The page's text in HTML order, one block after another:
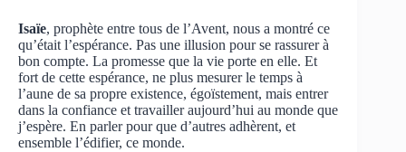
Isaïe, prophète entre tous de l’Avent, nous a montré ce
qu’était l’espérance. Pas une illusion pour se rassurer à
bon compte. La promesse que la vie porte en elle. Et
fort de cette espérance, ne plus mesurer le temps à
l’aune de sa propre existence, égoïstement, mais entrer
dans la confiance et travailler aujourd’hui au monde que
j’espère. En parler pour que d’autres adhèrent, et
ensemble l’édifier, ce monde.